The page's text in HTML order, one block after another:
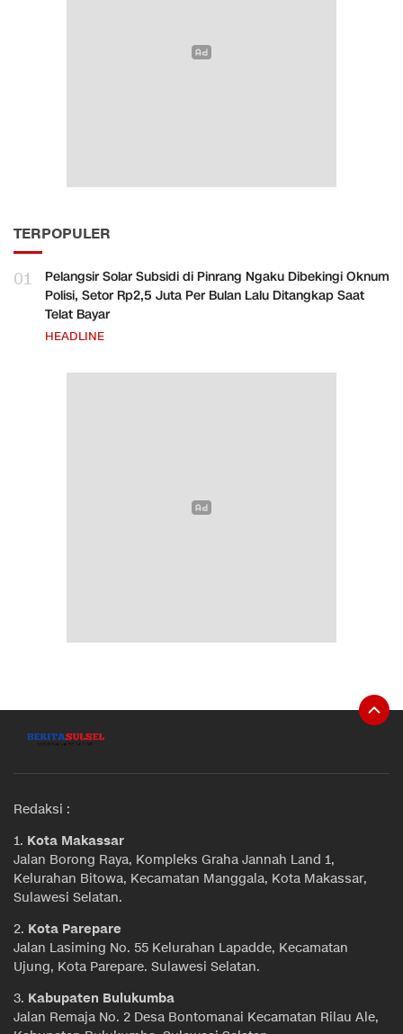
TERPOPULER
01
Pelangsir Solar Subsidi di Pinrang Ngaku Dibekingi Oknum
Polisi, Setor Rp2,5 Juta Per Bulan Lalu Ditangkap Saat
Telat Bayar
HEADLINE
Redaksi :
1. Kota Makassar
Jalan Borong Raya, Kompleks Graha Jannah Land 1,
Kelurahan Bitowa, Kecamatan Manggala, Kota Makassar,
Sulawesi Selatan.
2. Kota Parepare
Jalan Lasiming No. 55 Kelurahan Lapadde, Kecamatan
Ujung, Kota Parepare. Sulawesi Selatan.
3. Kabupaten Bulukumba
Jalan Remaja No. 2 Desa Bontomanai Kecamatan Rilau Ale,